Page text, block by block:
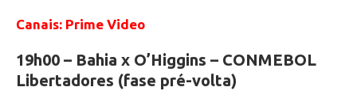
Canais: Prime Video
19h00 – Bahia x O’Higgins – CONMEBOL
Libertadores (fase pré-volta)